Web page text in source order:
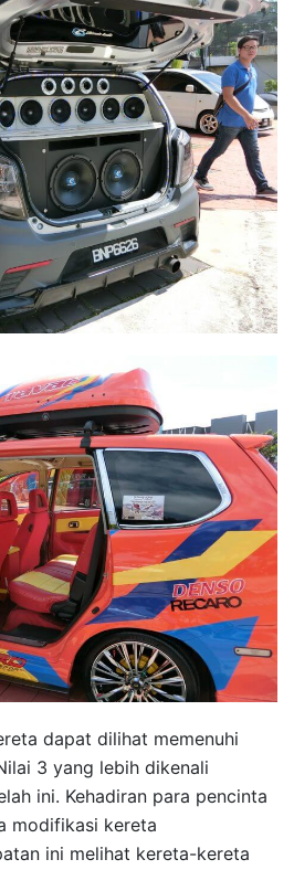
dapat dilihat memenuhi
3 yang lebih dikenali
ini. Kehadiran para pencinta
modifikasi kereta
ini melihat kereta-kereta